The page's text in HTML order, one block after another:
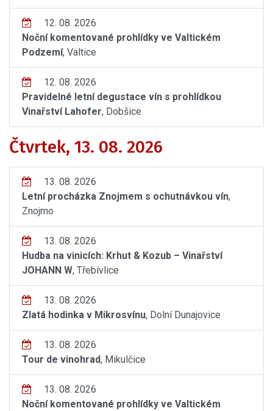
12. 08. 2026
Noční komentované prohlídky ve Valtickém
Podzemí, Valtice
12. 08. 2026
Pravidelné letní degustace vín s prohlídkou
Vinařství Lahofer, Dobšice
Čtvrtek, 13. 08. 2026
13. 08. 2026
Letní procházka Znojmem s ochutnávkou vín,
Znojmo
13. 08. 2026
Hudba na vinicích: Krhut & Kozub – Vinařství
JOHANN W, Třebívlice
13. 08. 2026
Zlatá hodinka v Mikrosvínu, Dolní Dunajovice
13. 08. 2026
Tour de vinohrad, Mikulčice
13. 08. 2026
Noční komentované prohlídky ve Valtickém